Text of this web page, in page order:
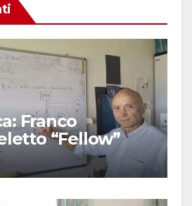
Franco
“Fellow”